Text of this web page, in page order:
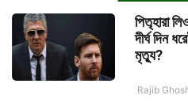
পিতৃহারা
দীর্ঘ দিন
মৃত্যু?
Rajib